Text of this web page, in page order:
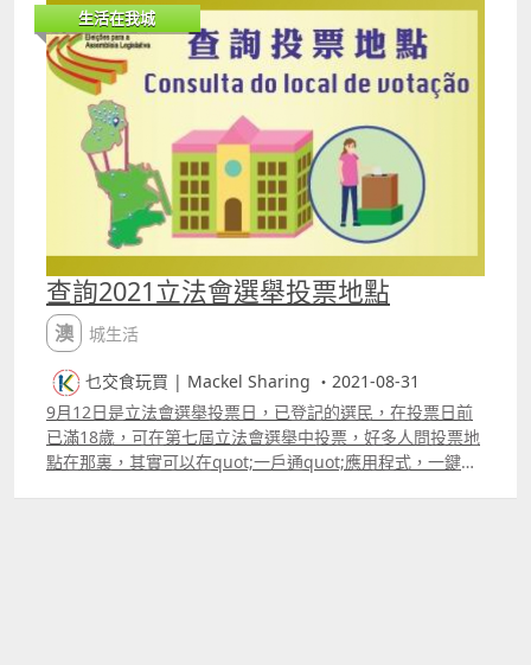
生活在我城
查詢2021立法會選舉投票地點
澳城生活
乜交食玩買 | Mackel Sharing ・2021-08-31
9月12日是立法會選舉投票日，已登記的選民，在投票日前
已滿18歲，可在第七屆立法會選舉中投票，好多人問投票地
點在那裏，其實可以在quot;一戶通quot;應用程式，一鍵就